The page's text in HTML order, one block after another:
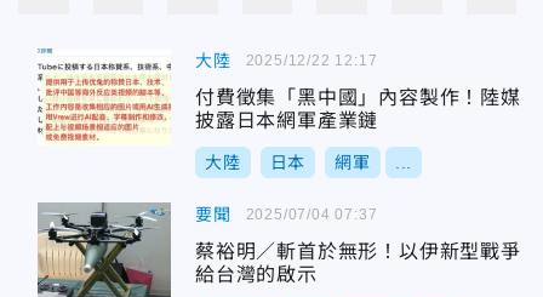
大陸
付費徵集「黑中國」內容製作！陸媒
披露日本網軍產業鏈
大陸 日本 網軍
2025/12/22 12:17
要聞
蔡裕明／斬首於無形！以伊新型戰爭
給台灣的啟示
2025/07/04 07:37